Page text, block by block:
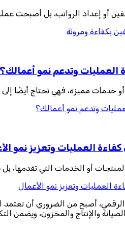
أو إعداد الرواتب، بل أصبحت
بكفاءة ومرونة
العمليات وتدعم نمو أعمالك؟
خدمات مميزة، فهي تحتاج أيضًا
وتدعم نمو أعمالك؟
العمليات وتعزيز نمو
أو الخدمات التي تقدمها، بل
العمليات وتعزيز نمو الأعمال
أصبح من الضروري أن تعتمد
والإنتاج والمخزون، ويضمن